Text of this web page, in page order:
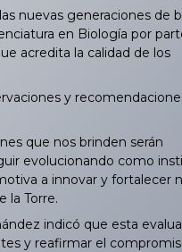
nuevas generaciones de
en Biología por
acredita la calidad de los
y
que nos brinden serán
evolucionando como
a innovar y fortalecer
la Torre.
indicó que esta
y reafirmar el